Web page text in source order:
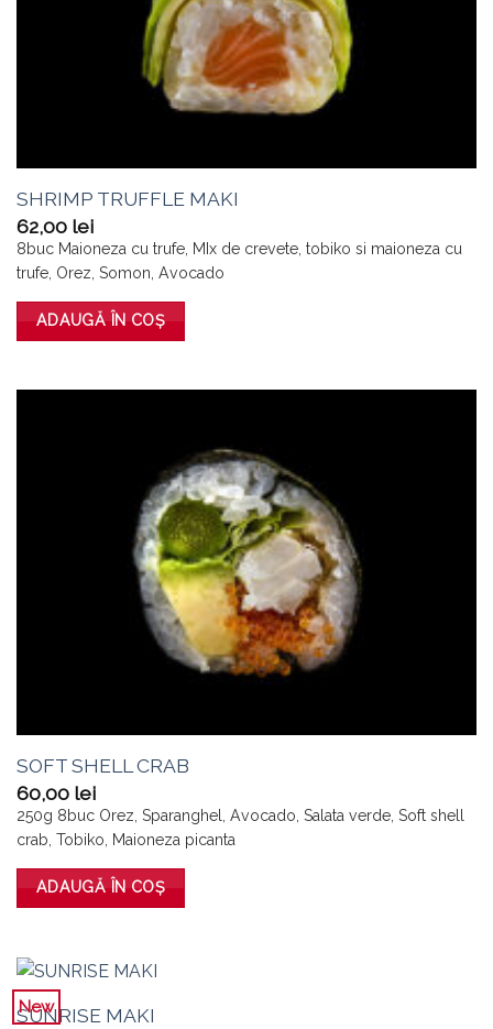
SHRIMP TRUFFLE MAKI
62,00 lei
8buc Maioneza cu trufe, MIx de crevete, tobiko si maioneza cu
trufe, Orez, Somon, Avocado
ADAUGĂ ÎN COȘ
SOFT SHELL CRAB
60,00 lei
250g 8buc Orez, Sparanghel, Avocado, Salata verde, Soft shell
crab, Tobiko, Maioneza picanta
ADAUGĂ ÎN COȘ
New
SUNRISE MAKI